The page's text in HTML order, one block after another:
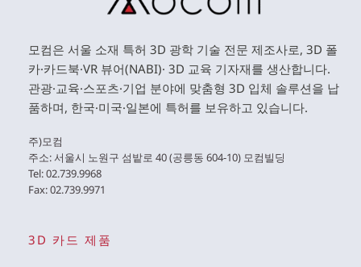
모컴은 서울 소재 특허 3D 광학 기술 전문 제조사로, 3D 폴
카·카드북·VR 뷰어(NABI)· 3D 교육 기자재를 생산합니다.
관광·교육·스포츠·기업 분야에 맞춤형 3D 입체 솔루션을 납
품하며, 한국·미국·일본에 특허를 보유하고 있습니다.
주)모컴
주소: 서울시 노원구 섬밭로 40 (공릉동 604-10) 모컴빌딩
Tel: 02.739.9968
Fax: 02.739.9971
3D 카드 제품